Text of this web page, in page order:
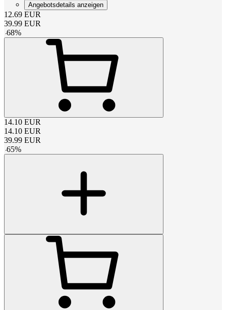
Angebotsdetails anzeigen
12.69 EUR
39.99 EUR
-68%
14.10 EUR
14.10 EUR
39.99 EUR
-65%